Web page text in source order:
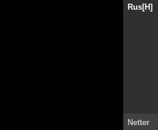
Rus[H]
Netter